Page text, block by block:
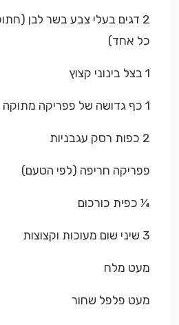
כל אחד)
1 בצל בינוני קצוץ
1 כף גדושה של פפריקה מתוקה
2 כפות רסק עגבניות
פפריקה חריפה (לפי הטעם)
¼ כפית כורכום
3 שיני שום מעוכות וקצוצות
מעט מלח
מעט פלפל שחור